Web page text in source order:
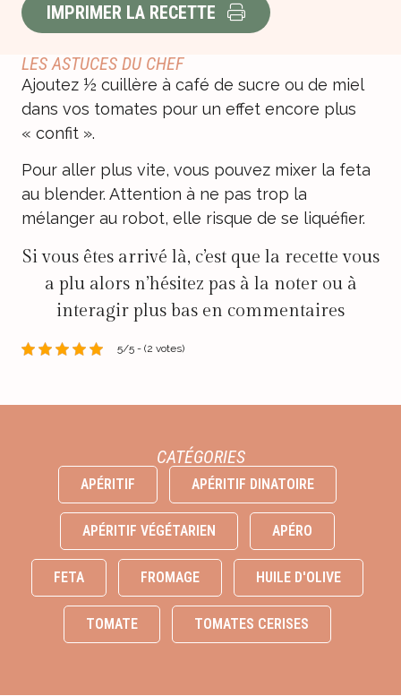
IMPRIMER LA RECETTE
LES ASTUCES DU CHEF
Ajoutez ½ cuillère à café de sucre ou de miel
dans vos tomates pour un effet encore plus
« confit ».
Pour aller plus vite, vous pouvez mixer la feta
au blender. Attention à ne pas trop la
mélanger au robot, elle risque de se liquéfier.
Si vous êtes arrivé là, c’est que la recette vous
a plu alors n’hésitez pas à la noter ou à
interagir plus bas en commentaires
5/5 - (2 votes)
CATÉGORIES
APÉRITIF APÉRITIF DINATOIRE
APÉRITIF VÉGÉTARIEN APÉRO
FETA FROMAGE HUILE D'OLIVE
TOMATE TOMATES CERISES